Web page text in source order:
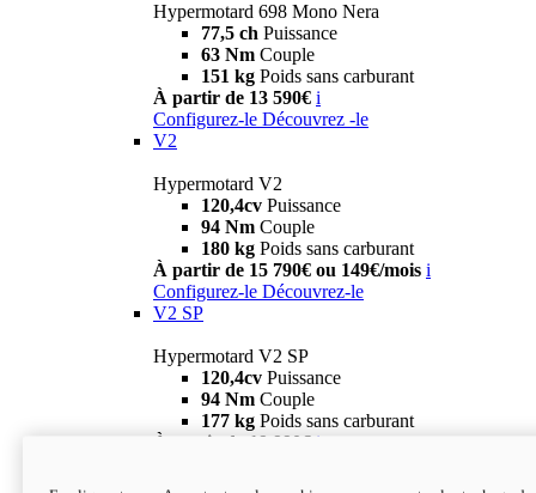
Hypermotard 698 Mono Nera
77,5 ch Puissance
63 Nm Couple
151 kg Poids sans carburant
À partir de 13 590€ i
Configurez-le Découvrez -le
V2
Hypermotard V2
120,4cv Puissance
94 Nm Couple
180 kg Poids sans carburant
À partir de 15 790€ ou 149€/mois i
Configurez-le Découvrez-le
V2 SP
Hypermotard V2 SP
120,4cv Puissance
94 Nm Couple
177 kg Poids sans carburant
À partir de 19 990€ i
new
V2 SP 100